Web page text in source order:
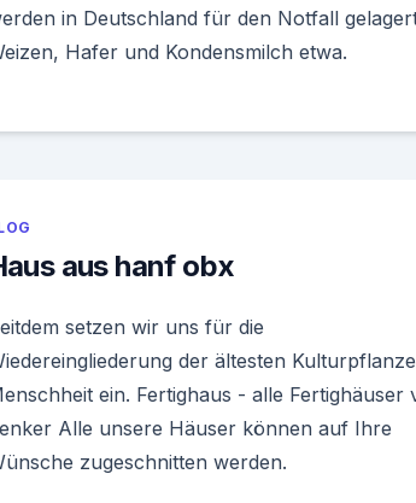
in Deutschland für den Notfall
Hafer und Kondensmilch etwa.
aus hanf obx
setzen wir uns für die
der ältesten
ein. Fertighaus - alle Fertighäuser
Alle unsere Häuser können auf Ihre
zugeschnitten werden.